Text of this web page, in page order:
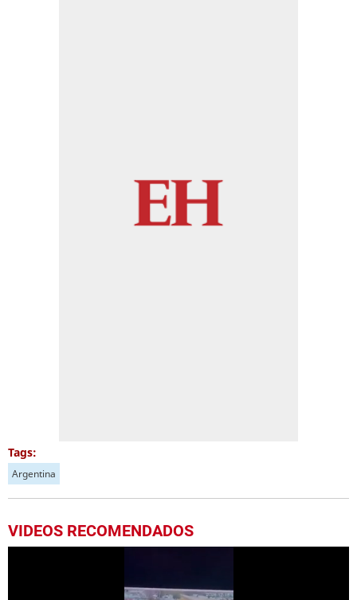
Tags:
Argentina
VIDEOS RECOMENDADOS